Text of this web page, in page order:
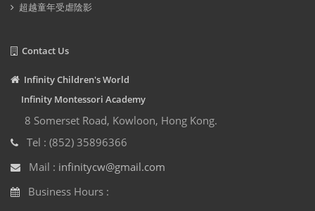
超越童年受虐陰影
Contact Us
Infinity Children's World
Infinity Montessori Academy
8 Somerset Road, Kowloon, Hong Kong.
Tel : (852) 35896366
Mail : infinitycw@gmail.com
Business Hours :